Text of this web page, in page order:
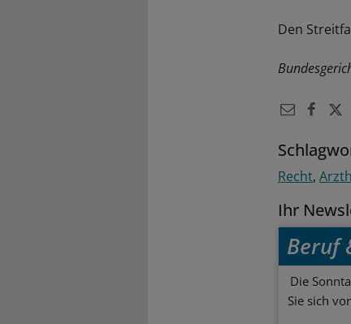
Den
Recht
Ihr
Beruf
Die
Sie sich